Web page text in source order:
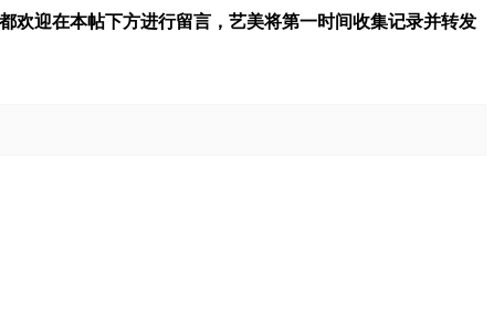
欢迎在本帖下方进行留言，艺美将第一时间收集记录并转发